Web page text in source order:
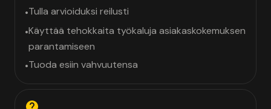
•Tulla arvioiduksi reilusti
•Käyttää tehokkaita työkaluja asiakaskokemuksen
parantamiseen
•Tuoda esiin vahvuutensa